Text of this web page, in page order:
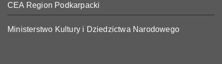
CEA Region Podkarpacki
Ministerstwo Kultury i Dziedzictwa Narodowego